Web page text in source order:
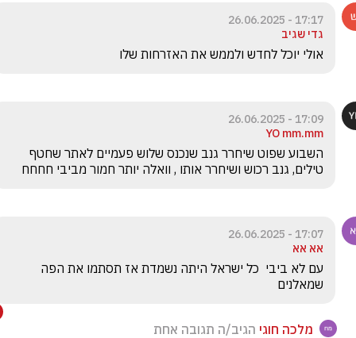
17:17 - 26.06.2025
גדי שגיב
אולי יוכל לחדש ולממש את האזרחות שלו
17:09 - 26.06.2025
YO mm.mm
טילים, גנב רכוש ושיחרר אותו , וואלה יותר חמור מביבי חחחח
17:07 - 26.06.2025
אא אא
שמאלנים
מלכה חוגי הגיב/ה תגובה אחת